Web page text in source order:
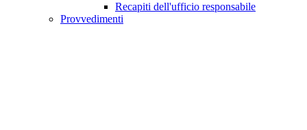
Recapiti dell'ufficio responsabile
Provvedimenti